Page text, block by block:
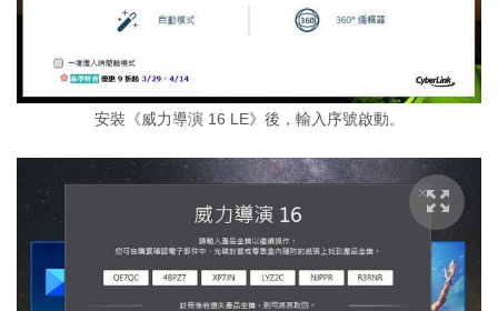
安裝《威力導演 16 LE》後，輸入序號啟動。